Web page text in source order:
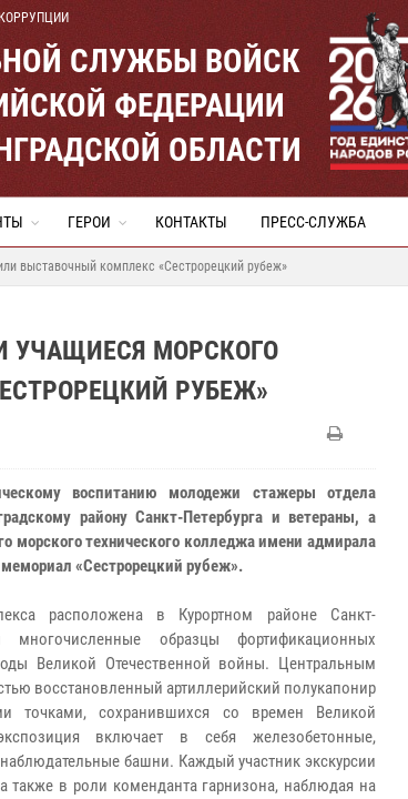
СЛУЖБЫ ВОЙСК
ФЕДЕРАЦИИ
ОБЛАСТИ
ГЕРОИ КОНТАКТЫ ПРЕСС-СЛУЖБА
выставочный комплекс «Сестрорецкий рубеж»
УЧАЩИЕСЯ МОРСКОГО
РУБЕЖ»
воспитанию молодежи стажеры отдела
району Санкт-Петербурга и ветераны, а
морского технического колледжа имени адмирала
«Сестрорецкий рубеж».
расположена в Курортном районе Санкт-
образцы фортификационных
Великой Отечественной войны. Центральным
восстановленный артиллерийский полукапонир
сохранившихся со времен Великой
включает в себя железобетонные,
башни. Каждый участник экскурсии
также в роли коменданта гарнизона, наблюдая на